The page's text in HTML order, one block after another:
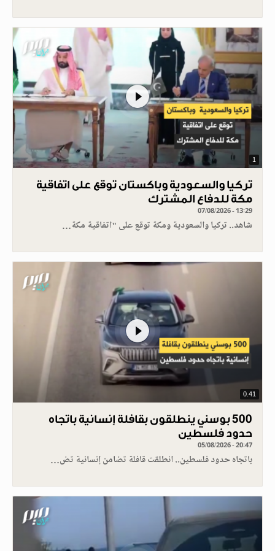
1
تركيا والسعودية وباكستان توقع على اتفاقية
مكة للدفاع المشترك
07/08/2026 - 13:29
شاهد.. تركيا والسعودية ومكة توقع على "اتفاقية مكة…
0.41
500 بوسني ينطلقون بقافلة إنسانية باتجاه
حدود فلسطين
05/08/2026 - 20:47
باتجاه حدود فلسطين.. انطلقت قافلة تضامن إنسانية تض…